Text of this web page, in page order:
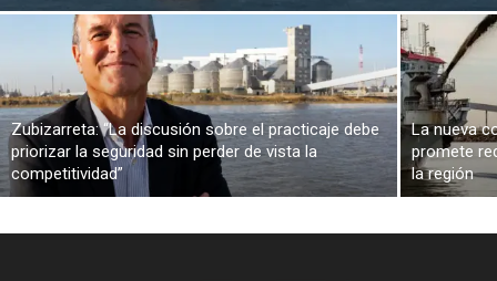
Zubizarreta: “La discusión sobre el practicaje debe
priorizar la seguridad sin perder de vista la
competitividad”
La nueva
promete
la región